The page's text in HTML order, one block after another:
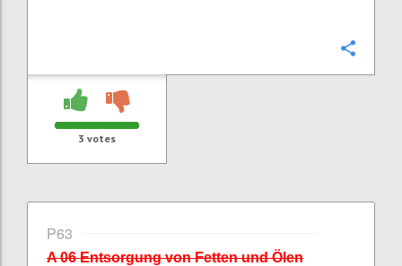
3 votes
P63
A 06 Entsorgung von Fetten und Ölen